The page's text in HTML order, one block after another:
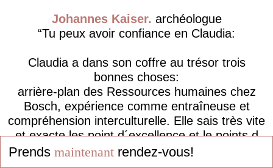
Johannes Kaiser archéologue
Tu peux avoir confiance en Claudia:
Claudia a dans son coffre au trésor trois
bonnes choses:
arrière-plan des Ressources humaines chez
Bosch, expérience comme entraîneuse et
compréhension interculturelle. Elle sais très vite
et exacte les point d´excellence et le points d
´améliorations des clients et avec ces trois
bonnes choses elle le...
Prends maintenantrendez-vous!